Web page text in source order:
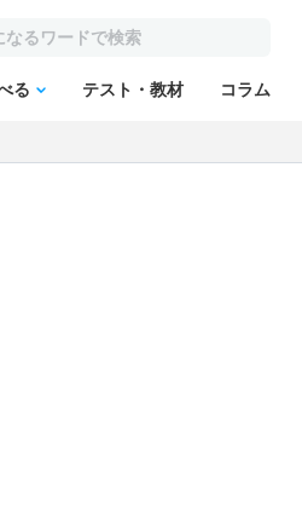
る テスト・教材 コラム